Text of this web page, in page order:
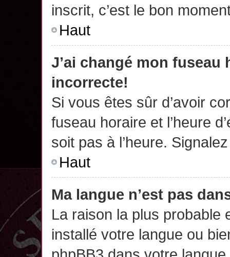
inscrit, c’est le bon
Haut
J’ai changé mon fuseau
incorrecte!
Si vous êtes sûr d’avoir
fuseau horaire et l’heure
soit pas à l’heure.
Haut
Ma langue n’est pas
La raison la plus probable
installé votre langue ou